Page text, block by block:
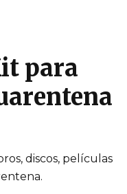
para
discos, películas